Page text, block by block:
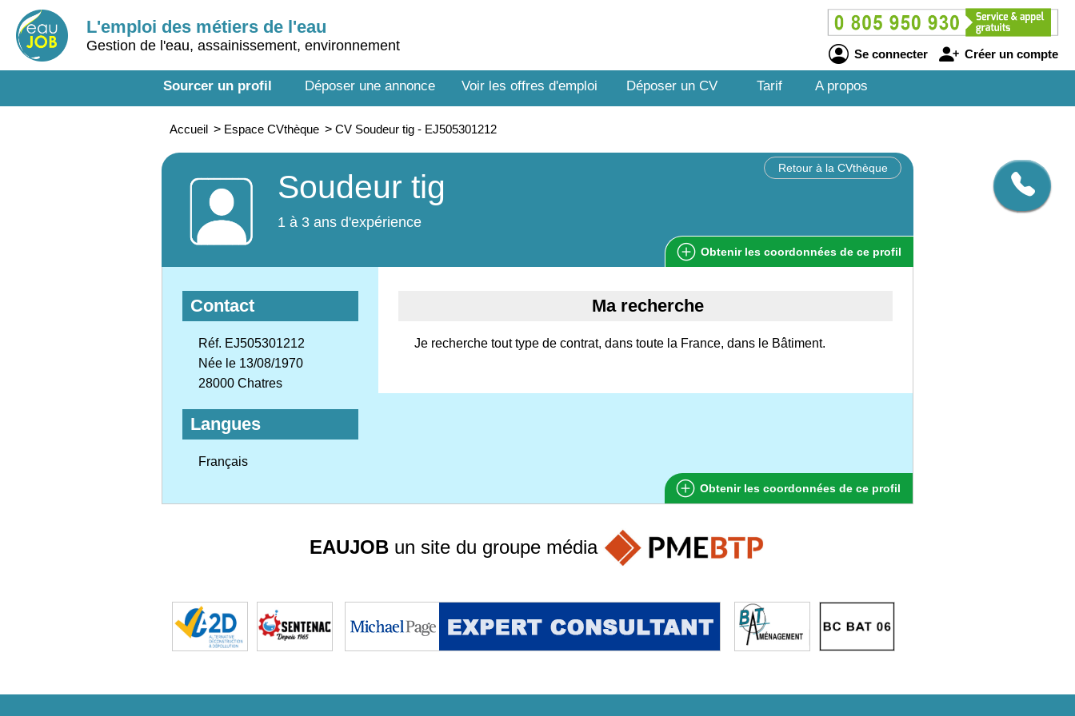
L'emploi des métiers de l'eau
Gestion de l'eau, assainissement, environnement
Se connecter Créer un compte
Sourcer un profil Déposer une annonce Voir les offres d'emploi Déposer un CV Tarif A propos
Accueil > Espace CVthèque > CV Soudeur tig - EJ505301212
Retour à la CVthèque
Soudeur tig
1 à 3 ans d'expérience
Obtenir les coordonnées de ce profil
Contact
Réf. EJ505301212
Née le 13/08/1970
28000 Chatres
Langues
Français
Ma recherche
Je recherche tout type de contrat, dans toute la France, dans le Bâtiment.
Obtenir les coordonnées de ce profil
EAUJOB un site du groupe média